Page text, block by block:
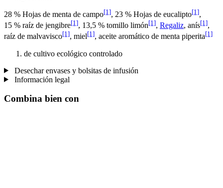
28 % Hojas de menta de campo[1], 23 % Hojas de eucalipto[1],
15 % raíz de jengibre[1], 13,5 % tomillo limón[1], Regaliz, anís[1],
raíz de malvavisco[1], miel[1], aceite aromático de menta piperita[1]
de cultivo ecológico controlado
Desechar envases y bolsitas de infusión
Información legal
Combina bien con